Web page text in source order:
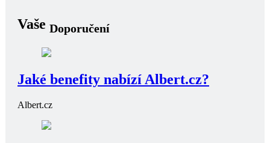
Vaše Doporučení
Jaké benefity nabízí Albert.cz?
Albert.cz